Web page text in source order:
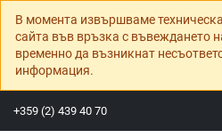
В момента извършваме
сайта във връзка с въвеждането
временно да възникнат
информация.
+359 (2) 439 40 70